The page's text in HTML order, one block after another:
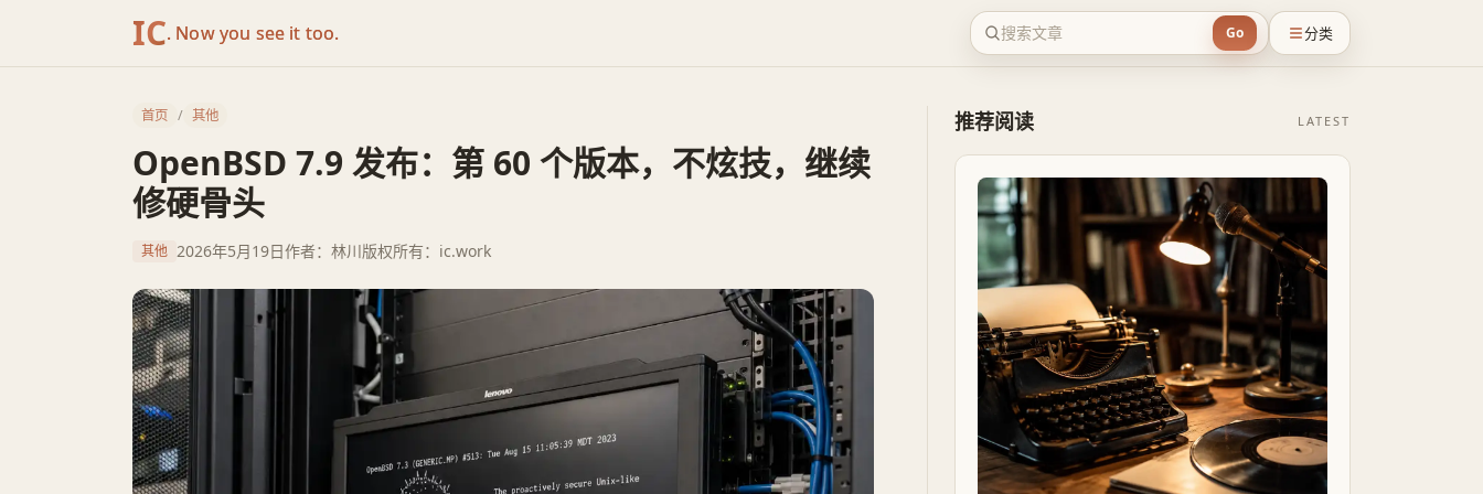
IC. Now you see it too. Go 分类
首页 / 其他
OpenBSD 7.9 发布：第 60 个版本，不炫技，继续
修硬骨头
其他 2026年5月19日作者：林川版权所有：ic.work
推荐阅读 LATEST